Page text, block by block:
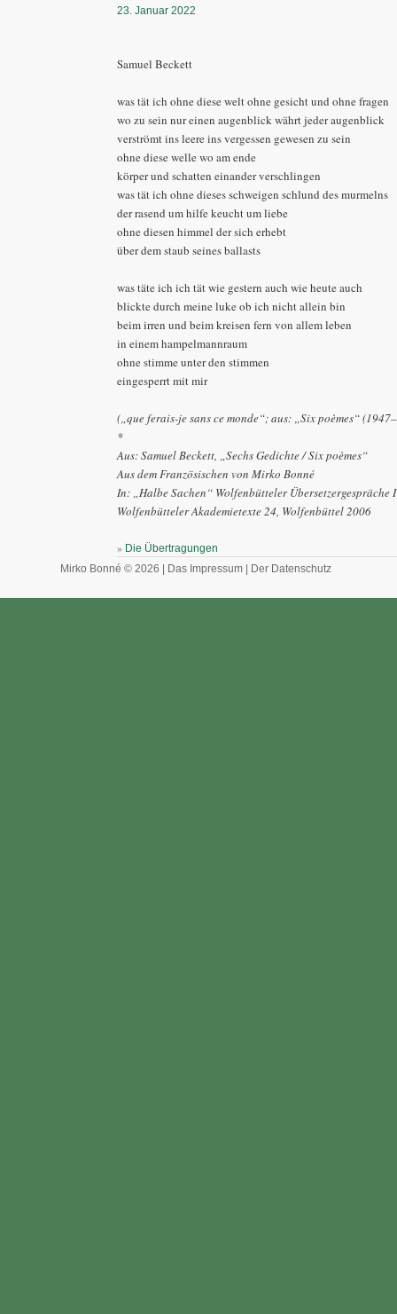
23. Januar 2022
Samuel Beckett
was tät ich ohne diese welt ohne gesicht und ohne fragen
wo zu sein nur einen augenblick währt jeder augenblick
verströmt ins leere ins vergessen gewesen zu sein
ohne diese welle wo am ende
körper und schatten einander verschlingen
was tät ich ohne dieses schweigen schlund des murmelns
der rasend um hilfe keucht um liebe
ohne diesen himmel der sich erhebt
über dem staub seines ballasts
was täte ich ich tät wie gestern auch wie heute auch
blickte durch meine luke ob ich nicht allein bin
beim irren und beim kreisen fern von allem leben
in einem hampelmannraum
ohne stimme unter den stimmen
eingesperrt mit mir
(„que ferais-je sans ce monde“; aus: „Six poèmes“
*
Aus: Samuel Beckett, „Sechs Gedichte / Six poèmes“
Aus dem Französischen von Mirko Bonné
In: „Halbe Sachen“ Wolfenbütteler Übersetzergespräche
Wolfenbütteler Akademietexte 24, Wolfenbüttel 2006
» Die Übertragungen
Mirko Bonné © 2026 |
Das Impressum Der Datenschutz